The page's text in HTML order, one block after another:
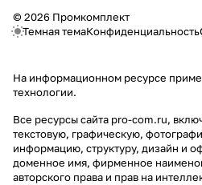
© 2026 Промкомплект
Темная темаКонфиденциальность
На информационном ресурсе
технологии.
Все ресурсы сайта pro-com.ru,
текстовую, графическую,
информацию, структуру, дизайн и
доменное имя, фирменное
авторского права и прав на